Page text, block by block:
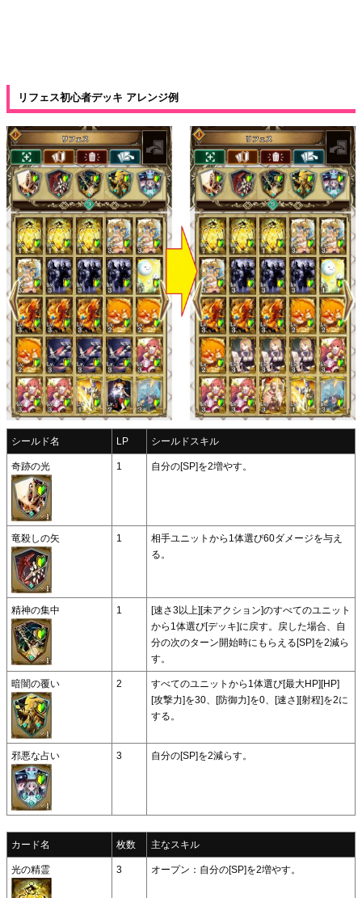
リフェス初心者デッキ アレンジ例
シールド名 LP シールドスキル
奇跡の光 1 自分の[SP]を2増やす。
竜殺しの矢 1
相手ユニットから1体選び60ダメージを与え
る。
精神の集中 1
[速さ3以上][未アクション]のすべてのユニット
から1体選び[デッキ]に戻す。戻した場合、自
分の次のターン開始時にもらえる[SP]を2減ら
す。
暗闇の覆い 2
すべてのユニットから1体選び[最大HP][HP]
[攻撃力]を30、[防御力]を0、[速さ][射程]を2に
する。
邪悪な占い 3 自分の[SP]を2減らす。
カード名 枚数 主なスキル
光の精霊 3 オープン：自分の[SP]を2増やす。